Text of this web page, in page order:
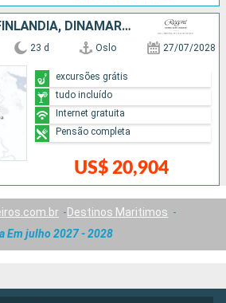
POLÓNIA, SUÃCIA, FINLÃNDIA, DINAMARCA, ALEMANHA, ESTÃNIA, LETÔNIA, NORUEGA
23 d Oslo 27/07/2028
US$ 20,904
excursões grátis
tudo incluído
Internet gratuita
Pensão completa
Destinos Maritimos
Em julho 2027 - 2028